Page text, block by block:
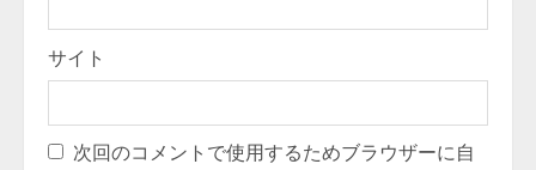
サイト
次回のコメントで使用するためブラウザーに自